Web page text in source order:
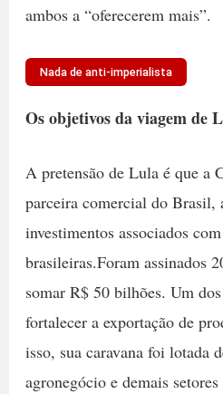
ambos a “oferecerem mais”.
Nada de anti-imperialista
Os objetivos da viagem de
A pretensão de Lula é que a
parceira comercial do Brasil,
investimentos associados
brasileiras.Foram assinados
somar R$ 50 bilhões. Um
fortalecer a exportação de
isso, sua caravana foi lotada
agronegócio e demais